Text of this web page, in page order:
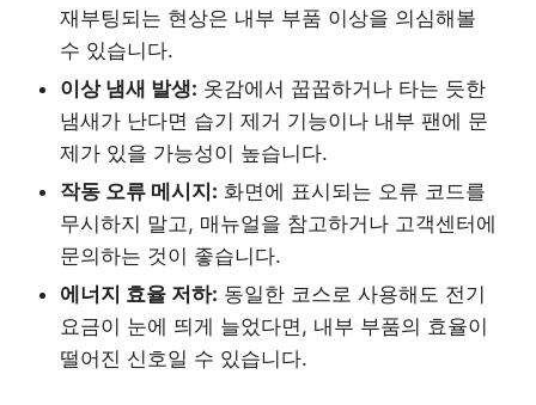
재부팅되는 현상은 내부 부품 이상을 의심해볼
수 있습니다.
이상 냄새 발생: 옷감에서 꿉꿉하거나 타는 듯한
냄새가 난다면 습기 제거 기능이나 내부 팬에 문
제가 있을 가능성이 높습니다.
작동 오류 메시지: 화면에 표시되는 오류 코드를
무시하지 말고, 매뉴얼을 참고하거나 고객센터에
문의하는 것이 좋습니다.
에너지 효율 저하: 동일한 코스로 사용해도 전기
요금이 눈에 띄게 늘었다면, 내부 부품의 효율이
떨어진 신호일 수 있습니다.